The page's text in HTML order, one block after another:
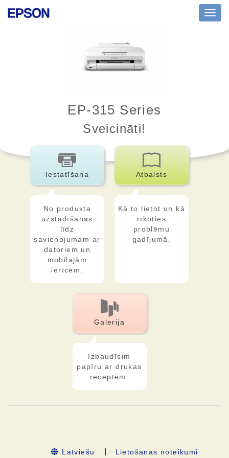
EP-315 Series
Sveicināti!
Iestatīšana
No produkta
uzstādīšanas
līdz
savienojumam ar
datoriem un
mobilajām
ierīcēm.
Atbalsts
Kā to lietot un kā
rīkoties
problēmu
gadījumā.
Galerija
Izbaudīsim
papīru ar drukas
receptēm.
Latviešu Lietošanas noteikumi